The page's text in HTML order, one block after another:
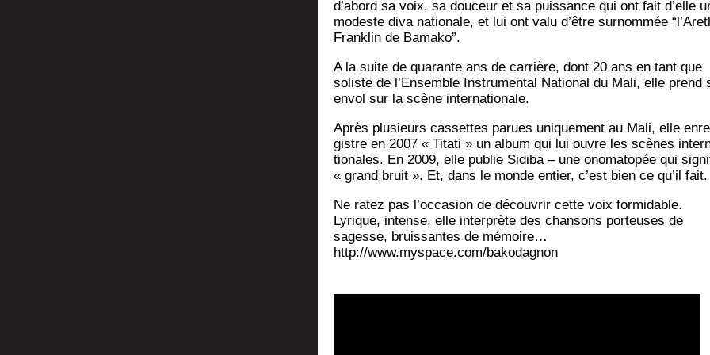
d’abord sa voix, sa dou­ceur et sa puis­sance qui ont fait d’elle
modeste diva natio­nale, et lui ont valu d’être sur­nom­mée
Frank­lin de Bamako”.
A la suite de qua­rante ans de car­rière, dont 20 ans en tant que
soliste de l’En­semble Ins­tru­men­tal Natio­nal du Mali, elle prend
envol sur la scène internationale.
Après plu­sieurs cas­settes parues uni­que­ment au Mali, elle
gistre en 2007 « Tita­ti » un album qui lui ouvre les scènes
tio­nales. En 2009, elle publie Sidi­ba – une ono­ma­to­pée qui
« grand bruit ». Et, dans le monde entier, c’est bien ce qu’il fait.
Ne ratez pas l’occasion de décou­vrir cette voix for­mi­dable.
Lyrique, intense, elle inter­prète des chan­sons por­teuses de
sagesse, bruis­santes de mémoire…
http://www.myspace.com/bakodagnon